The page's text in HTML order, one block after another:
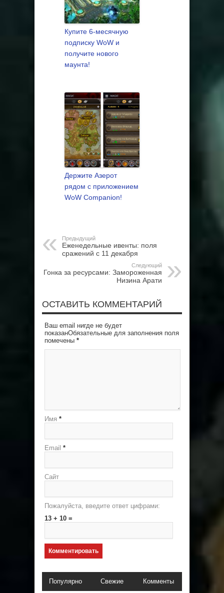
Купите 6-месячную
подписку WoW и
получите нового
маунта!
Держите Азерот
рядом с приложением
WoW Companion!
Предыдущий
Еженедельные ивенты: поля
сражений с 11 декабря
Следующий
Гонка за ресурсами: Замороженная
Низина Арати
ОСТАВИТЬ КОММЕНТАРИЙ
Ваш email нигде не будет
показанОбязательные для заполнения поля
помечены *
Имя *
Email *
Сайт
Пожалуйста, введите ответ цифрами:
13 + 10 =
Популярно Свежие Комменты